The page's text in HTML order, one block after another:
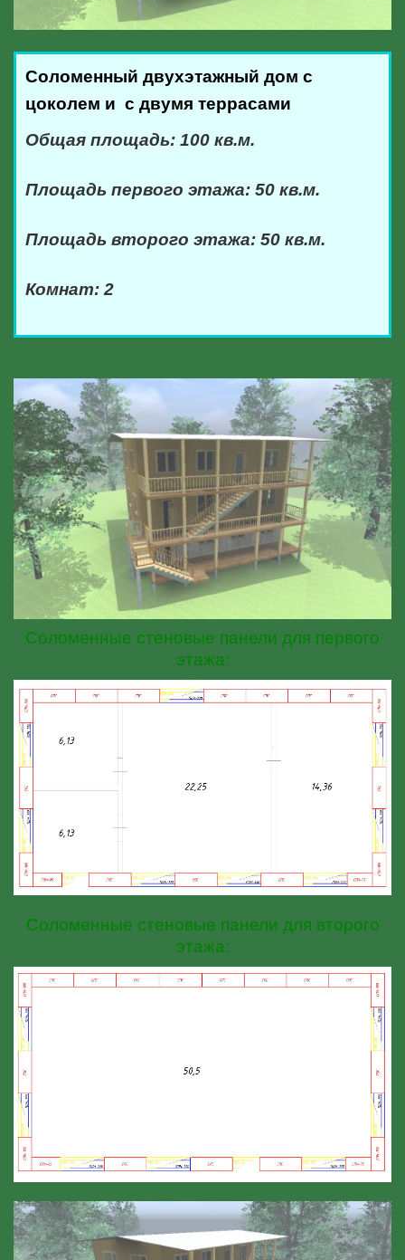
Соломенный двухэтажный дом с
цоколем и с двумя террасами
Общая площадь: 100 кв.м.
Площадь первого этажа: 50 кв.м.
Площадь второго этажа: 50 кв.м.
Комнат: 2
Соломенные стеновые панели для первого
этажа:
Соломенные стеновые панели для второго
этажа: